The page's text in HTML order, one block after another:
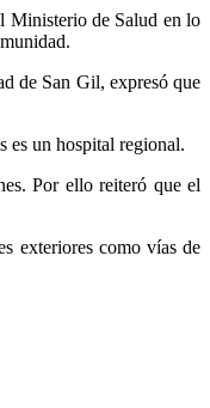
Ministerio de Salud en lo
de San Gil, expresó que
es un hospital regional.
Por ello reiteró que el
exteriores como vías de